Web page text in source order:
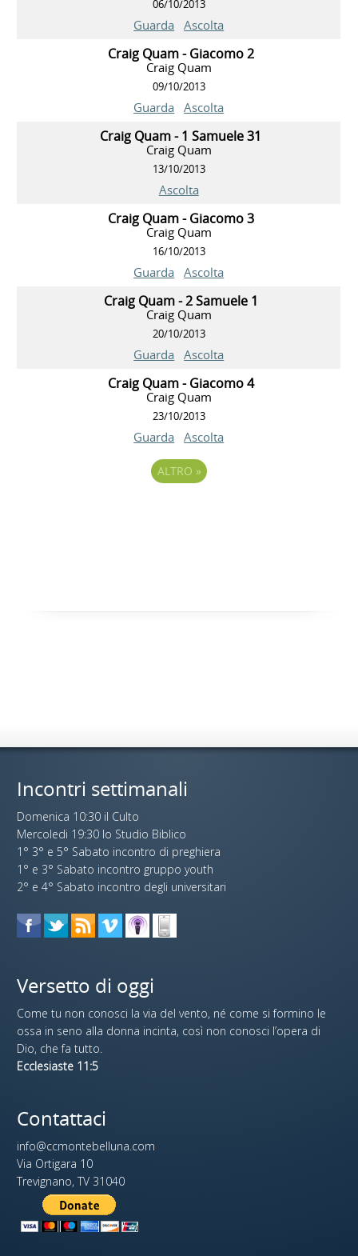
06/10/2013
Guarda Ascolta
Craig Quam - Giacomo 2
Craig Quam
09/10/2013
Guarda Ascolta
Craig Quam - 1 Samuele 31
Craig Quam
13/10/2013
Ascolta
Craig Quam - Giacomo 3
Craig Quam
16/10/2013
Guarda Ascolta
Craig Quam - 2 Samuele 1
Craig Quam
20/10/2013
Guarda Ascolta
Craig Quam - Giacomo 4
Craig Quam
23/10/2013
Guarda Ascolta
ALTRO »
Incontri settimanali
Domenica 10:30 il Culto
Mercoledi 19:30 lo Studio Biblico
1° 3° e 5° Sabato incontro di preghiera
1° e 3° Sabato incontro gruppo youth
2° e 4° Sabato incontro degli universitari
Versetto di oggi
Come tu non conosci la via del vento, né come si formino le
ossa in seno alla donna incinta, così non conosci l’opera di
Dio, che fa tutto.
Ecclesiaste 11:5
Contattaci
info@ccmontebelluna.com
Via Ortigara 10
Trevignano, TV 31040